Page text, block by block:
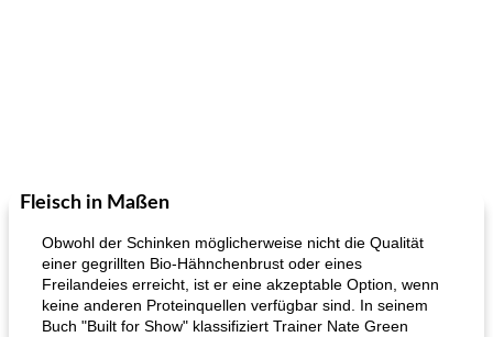
Fleisch in Maßen
Obwohl der Schinken möglicherweise nicht die Qualität
einer gegrillten Bio-Hähnchenbrust oder eines
Freilandeies erreicht, ist er eine akzeptable Option, wenn
keine anderen Proteinquellen verfügbar sind. In seinem
Buch "Built for Show" klassifiziert Trainer Nate Green